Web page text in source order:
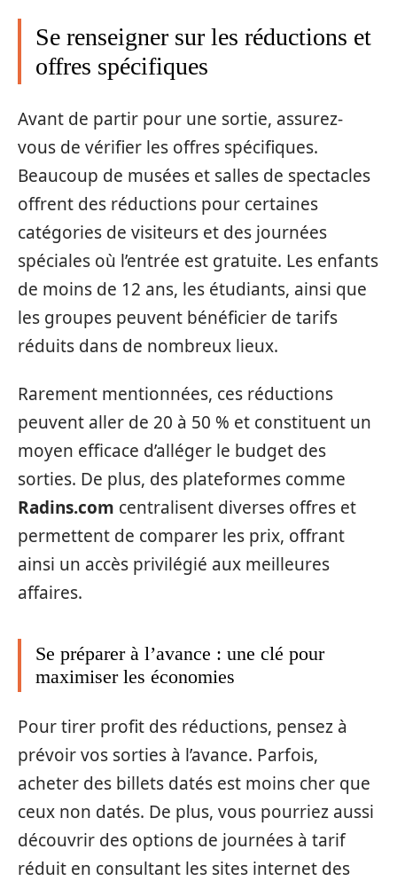
Se renseigner sur les réductions et
offres spécifiques
Avant de partir pour une sortie, assurez-
vous de vérifier les offres spécifiques.
Beaucoup de musées et salles de spectacles
offrent des réductions pour certaines
catégories de visiteurs et des journées
spéciales où l’entrée est gratuite. Les enfants
de moins de 12 ans, les étudiants, ainsi que
les groupes peuvent bénéficier de tarifs
réduits dans de nombreux lieux.
Rarement mentionnées, ces réductions
peuvent aller de 20 à 50 % et constituent un
moyen efficace d’alléger le budget des
sorties. De plus, des plateformes comme
Radins.com centralisent diverses offres et
permettent de comparer les prix, offrant
ainsi un accès privilégié aux meilleures
affaires.
Se préparer à l’avance : une clé pour
maximiser les économies
Pour tirer profit des réductions, pensez à
prévoir vos sorties à l’avance. Parfois,
acheter des billets datés est moins cher que
ceux non datés. De plus, vous pourriez aussi
découvrir des options de journées à tarif
réduit en consultant les sites internet des